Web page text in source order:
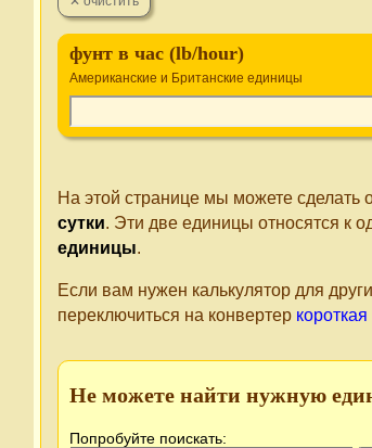
фунт в час (lb/hour)
Американские и Британские единицы
На этой странице мы можете сделать
сутки. Эти две единицы относятся к
единицы.
Если вам нужен калькулятор для
переключиться на конвертер
Не можете найти нужную
Попробуйте поискать: